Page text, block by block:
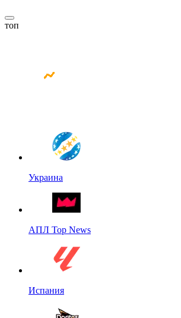
топ
Украина
АПЛ Top News
Испания